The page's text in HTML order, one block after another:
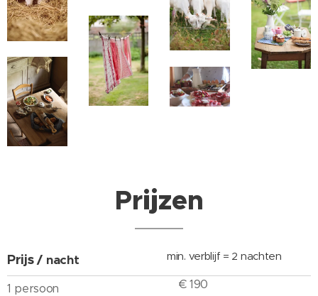
Prijzen
Prijs/ nacht min. verblijf = 2 nachten
1 persoon € 190